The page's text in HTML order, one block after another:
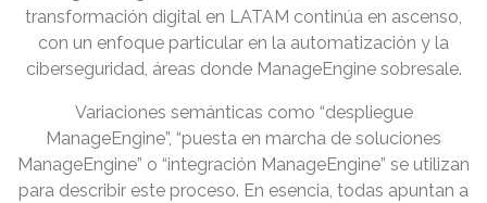
transformación digital en LATAM continúa en ascenso,
con un enfoque particular en la automatización y la
ciberseguridad, áreas donde ManageEngine sobresale.
Variaciones semánticas como “despliegue
ManageEngine”, “puesta en marcha de soluciones
ManageEngine” o “integración ManageEngine” se utilizan
para describir este proceso. En esencia, todas apuntan a